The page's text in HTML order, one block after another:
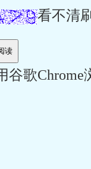
看不清
歌Chrome